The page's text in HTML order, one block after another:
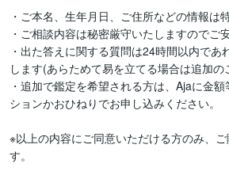
・ご本名、生年月日、ご住所などの情報は
・ご相談内容は秘密厳守いたしますのでご
・出た答えに関する質問は24時間以内であ
します(あらためて易を立てる場合は追加の
・追加で鑑定を希望される方は、Ajaに金
ションかおひねりでお申し込みください。
※以上の内容にご同意いただける方のみ、
す。